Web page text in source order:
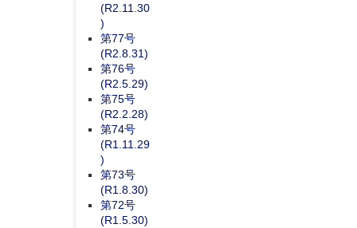
(R2.11.30
)
第77号
(R2.8.31)
第76号
(R2.5.29)
第75号
(R2.2.28)
第74号
(R1.11.29
)
第73号
(R1.8.30)
第72号
(R1.5.30)